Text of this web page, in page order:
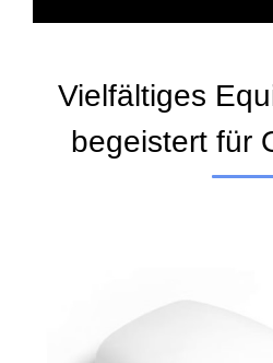
Vielfältiges
begeistert für